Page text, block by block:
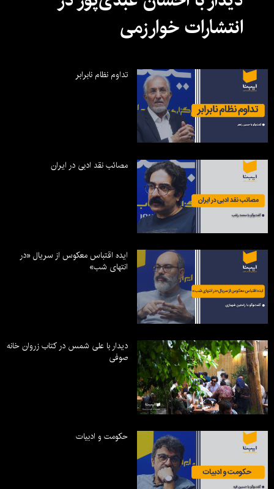
انتشارات خوارزمی
تداوم نظام نابرابر
مصائب نقد ادبی در ایران
ایده اقتباس معکوس از سریال «در
انتهای شب»
دیدار با علی شمس در کتاب زروان خانه
صوفی
حکومت و ادبیات